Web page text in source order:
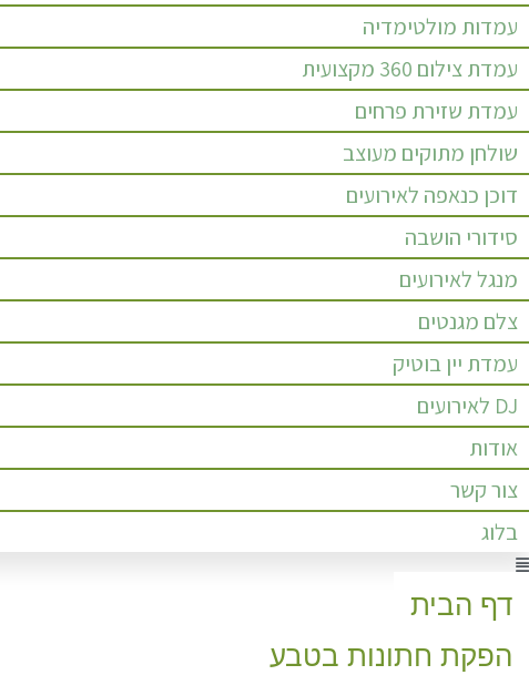
עמדות מולטימדיה
עמדת צילום 360 מקצועית
עמדת שזירת פרחים
שולחן מתוקים מעוצב
דוכן כנאפה לאירועים
סידורי הושבה
מנגל לאירועים
צלם מגנטים
עמדת יין בוטיק
DJ לאירועים
אודות
צור קשר
בלוג
Menu
דף הבית
הפקת חתונות בטבע